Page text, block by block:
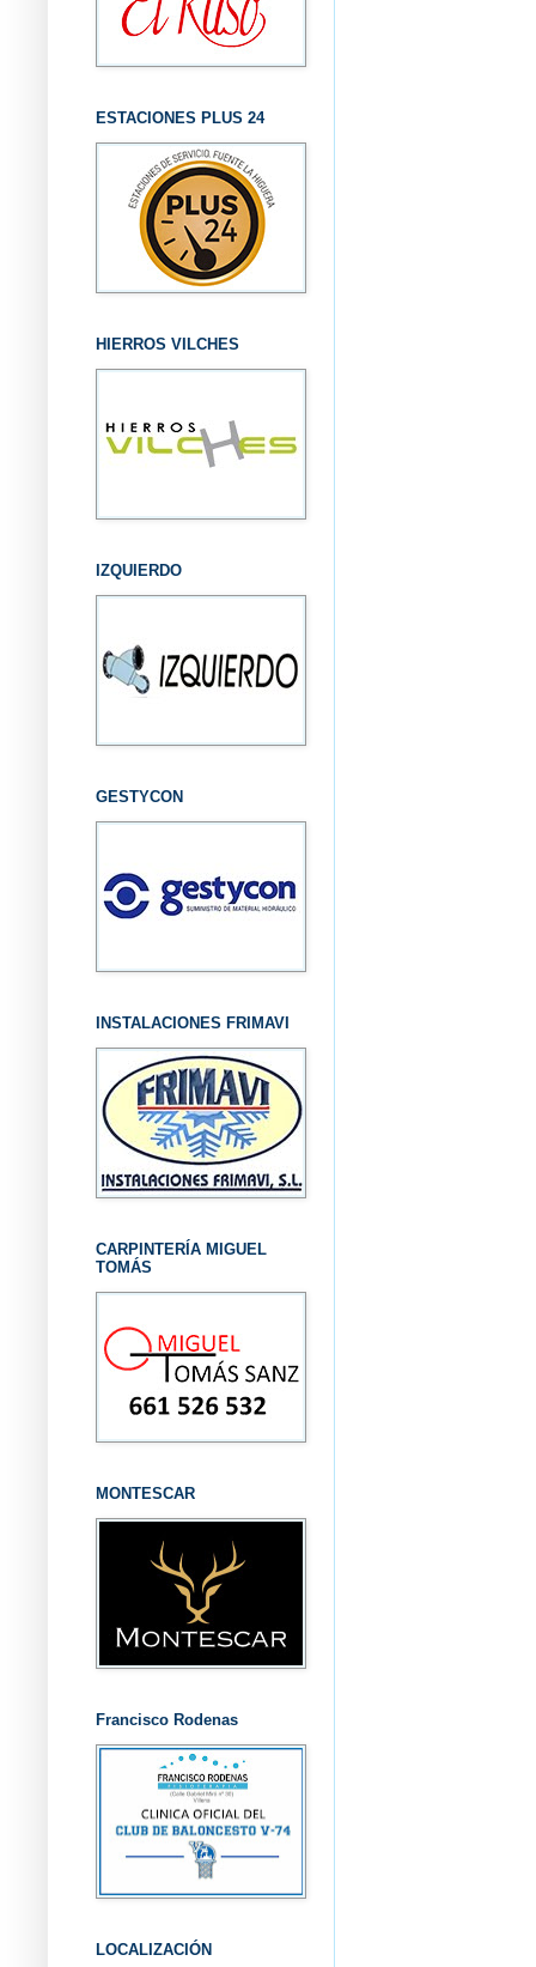
ESTACIONES PLUS 24
HIERROS VILCHES
IZQUIERDO
GESTYCON
INSTALACIONES FRIMAVI
CARPINTERÍA MIGUEL
TOMÁS
MONTESCAR
Francisco Rodenas
LOCALIZACIÓN